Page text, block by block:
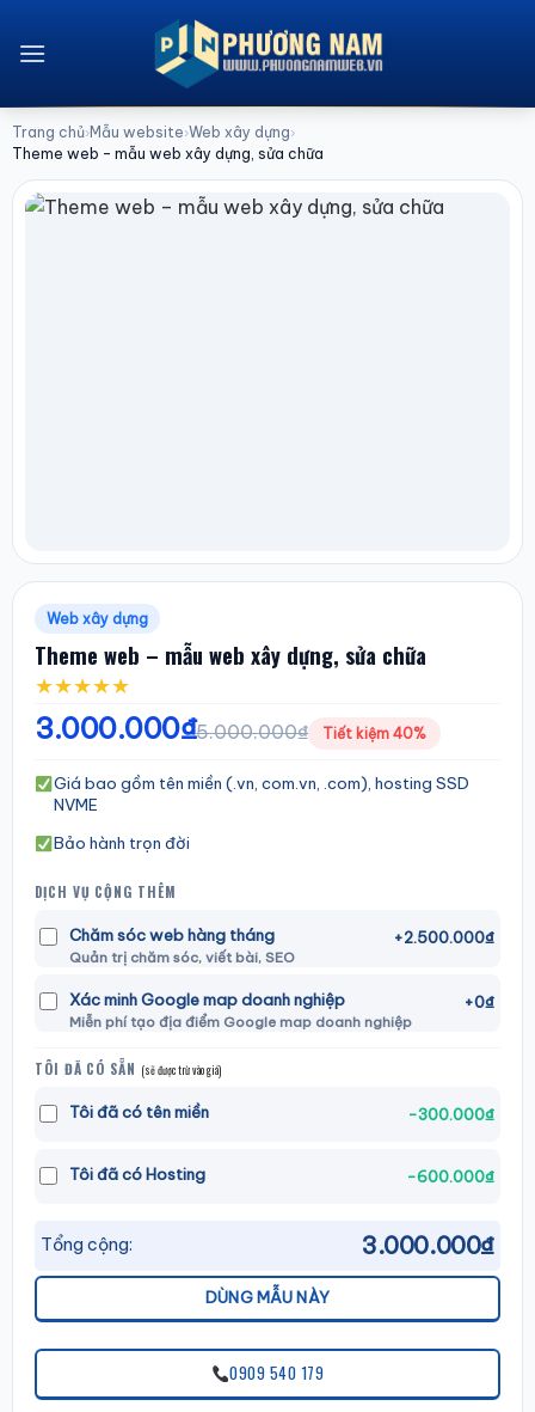
qua
dung
Trang chủ›Mẫu website›Web xây dựng›
Theme web – mẫu web xây dựng, sửa chữa
Web xây dựng
Theme web – mẫu web xây dựng, sửa chữa
★★★★★
3.000.000₫5.000.000₫ Tiết kiệm 40%
Giá bao gồm tên miền (.vn, com.vn, .com), hosting SSD
NVME
Bảo hành trọn đời
DỊCH VỤ CỘNG THÊM
Chăm sóc web hàng tháng
Quản trị chăm sóc, viết bài, SEO
+2.500.000₫
Xác minh Google map doanh nghiệp
Miễn phí tạo địa điểm Google map doanh nghiệp
+0₫
TÔI ĐÃ CÓ SẴN (sẽ được trừ vào giá)
Tôi đã có tên miền -300.000₫
Tôi đã có Hosting -600.000₫
Tổng cộng: 3.000.000₫
DÙNG MẪU NÀY
0909 540 179